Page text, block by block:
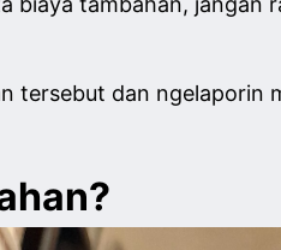
tersebut dan ngelaporin